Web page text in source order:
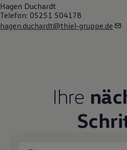
Pannen- und Unfallhilfe
Volkswagen
Hagen Duchardt
Telefon: 05251 504178
hagen.duchardt@thiel-gruppe.de
Ihre